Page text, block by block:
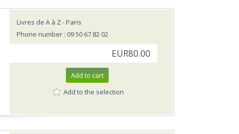
Livres de A à Z- Paris
Phone number : 09 50 67 82 02
EUR80.00
Add to cart
Add to the selection